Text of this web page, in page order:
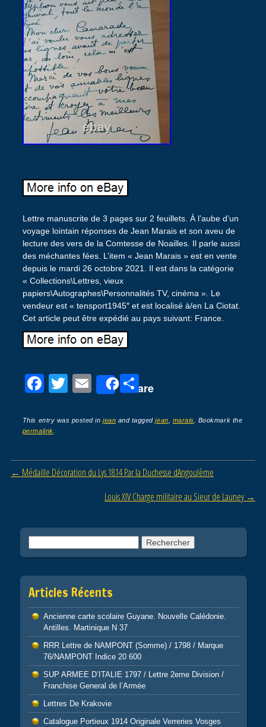
Lettre manuscrite de 3 pages sur 2 feuillets. À l’aube d’un
voyage lointain réponses de Jean Marais et son aveu de
lecture des vers de la Comtesse de Noailles. Il parle aussi
des méchantes fées. L’item « Jean Marais » est en vente
depuis le mardi 26 octobre 2021. Il est dans la catégorie
« Collections\Lettres, vieux
papiers\Autographes\Personnalités TV, cinéma ». Le
vendeur est « tensport1945″ et est localisé à/en La Ciotat.
Cet article peut être expédié au pays suivant: France.
F
c
e
b
o
T
tt
E
ail
Share
P
ta
er
This entry was posted injean and taggedjean marais . Bookmark the
permalink
Post navigation
← Médaille Décoration du Lys 1814 Par la Duchesse dAngoulème
Louis XIV Charge militaire au Sieur de Launey →
Articles Récents
Ancienne carte scolaire Guyane. Nouvelle Calédonie.
Antilles. Martinique N 37
RRR Lettre de NAMPONT (Somme) / 1798 / Marque
76/NAMPONT Indice 20 600
SUP ARMEE D’ITALIE 1797 / Lettre 2eme Division /
Franchise General de l’Armée
Lettres De Krakovie
Catalogue Portieux 1914 Originale Verreries Vosges